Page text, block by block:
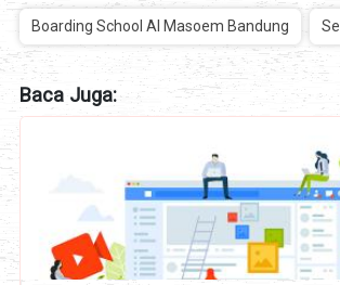
Boarding School Al Masoem Bandung
Baca Juga: